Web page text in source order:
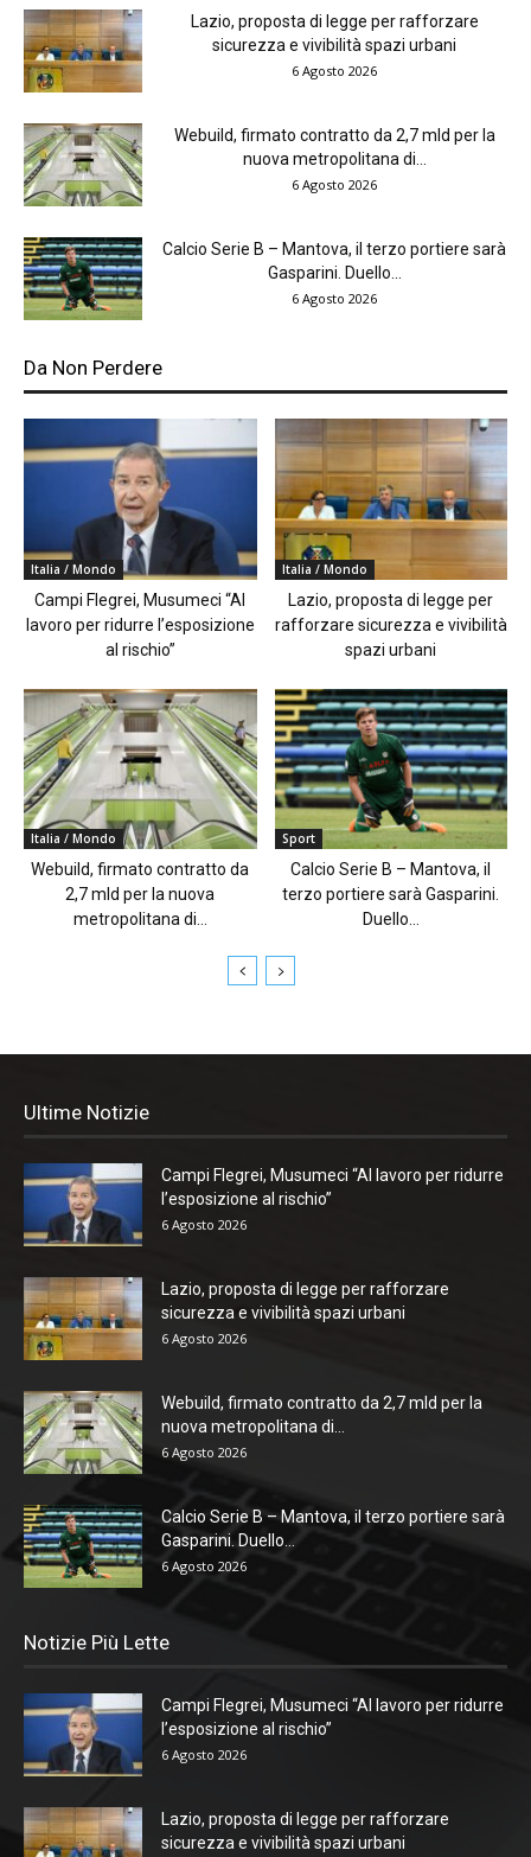
Lazio, proposta di legge per rafforzare
sicurezza e vivibilità spazi urbani
6 Agosto 2026
Webuild, firmato contratto da 2,7 mld per la
nuova metropolitana di...
6 Agosto 2026
Calcio Serie B – Mantova, il terzo portiere sarà
Gasparini. Duello...
6 Agosto 2026
Da Non Perdere
Italia / Mondo
Campi Flegrei, Musumeci “Al
lavoro per ridurre l’esposizione
al rischio”
Italia / Mondo
Lazio, proposta di legge per
rafforzare sicurezza e vivibilità
spazi urbani
Italia / Mondo
Webuild, firmato contratto da
2,7 mld per la nuova
metropolitana di...
Sport
Calcio Serie B – Mantova, il
terzo portiere sarà Gasparini.
Duello...
Ultime Notizie
Campi Flegrei, Musumeci “Al lavoro per ridurre
l’esposizione al rischio”
6 Agosto 2026
Lazio, proposta di legge per rafforzare
sicurezza e vivibilità spazi urbani
6 Agosto 2026
Webuild, firmato contratto da 2,7 mld per la
nuova metropolitana di...
6 Agosto 2026
Calcio Serie B – Mantova, il terzo portiere sarà
Gasparini. Duello...
6 Agosto 2026
Notizie Più Lette
Campi Flegrei, Musumeci “Al lavoro per ridurre
l’esposizione al rischio”
6 Agosto 2026
Lazio, proposta di legge per rafforzare
sicurezza e vivibilità spazi urbani